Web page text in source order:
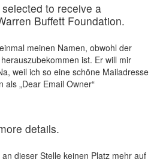
to receive a
Buffett Foundation.
meinen Namen, obwohl der
ist. Er will mir
weil ich so eine schöne Mailadresse
„Dear Email Owner“
details.
dieser Stelle keinen Platz mehr auf